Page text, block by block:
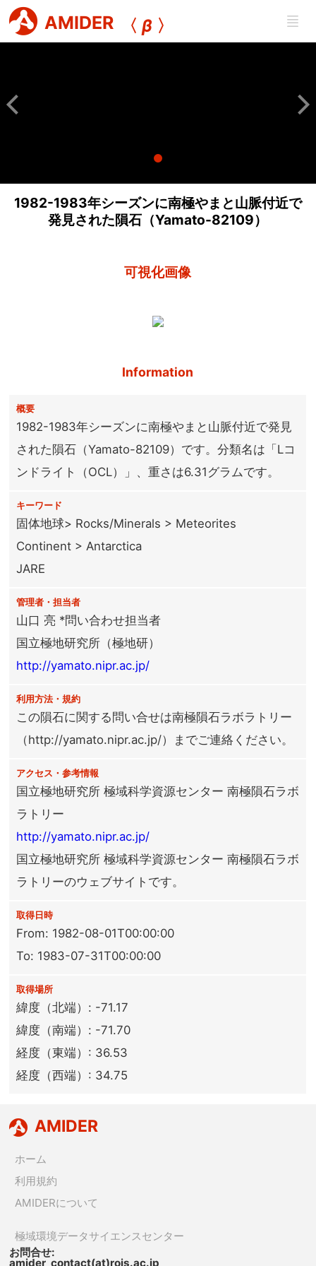
AMIDER 〈β 〉
1982-1983年シーズンに南極やまと山脈付近で
発見された隕石（Yamato-82109）
可視化画像
Information
概要
1982-1983年シーズンに南極やまと山脈付近で発見
された隕石（Yamato-82109）です。分類名は「Lコ
ンドライト（OCL）」、重さは6.31グラムです。
キーワード
固体地球> Rocks/Minerals > Meteorites
Continent > Antarctica
JARE
管理者・担当者
山口 亮 *問い合わせ担当者
国立極地研究所（極地研）
http://yamato.nipr.ac.jp/
利用方法・規約
この隕石に関する問い合せは南極隕石ラボラトリー
（http://yamato.nipr.ac.jp/）までご連絡ください。
アクセス・参考情報
国立極地研究所 極域科学資源センター 南極隕石ラボ
ラトリー
http://yamato.nipr.ac.jp/
国立極地研究所 極域科学資源センター 南極隕石ラボ
ラトリーのウェブサイトです。
取得日時
From: 1982-08-01T00:00:00
To: 1983-07-31T00:00:00
取得場所
緯度（北端）: -71.17
緯度（南端）: -71.70
経度（東端）: 36.53
経度（西端）: 34.75
AMIDER
ホーム
利用規約
AMIDERについて
極域環境データサイエンスセンター
お問合せ:
amider_contact(at)rois.ac.jp